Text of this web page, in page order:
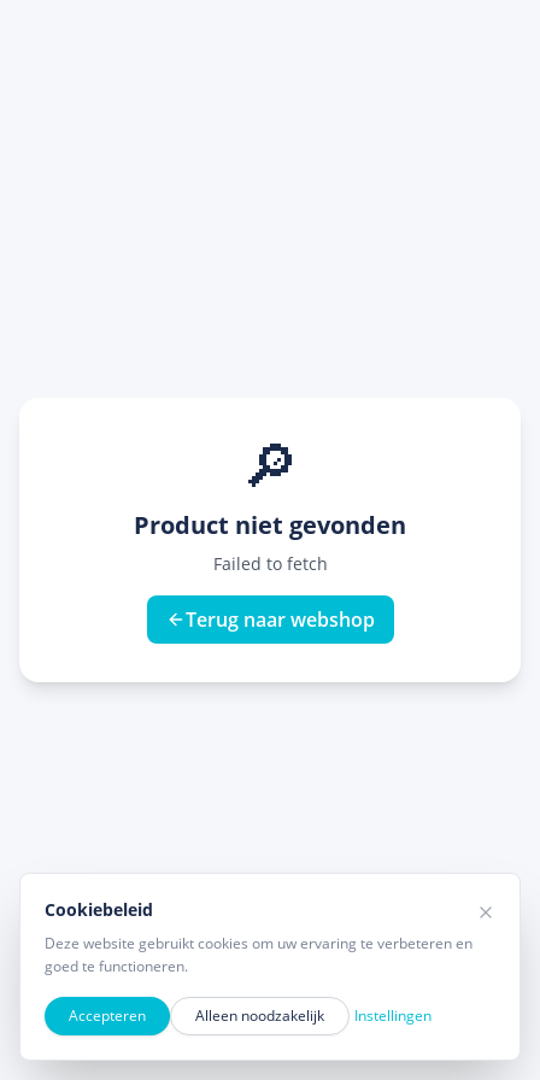
🔎
Product niet gevonden
Failed to fetch
Terug naar webshop
Cookiebeleid
Deze website gebruikt cookies om uw ervaring te verbeteren en
goed te functioneren.
Accepteren Alleen noodzakelijk Instellingen